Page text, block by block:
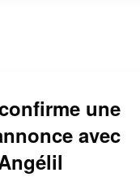
une
avec